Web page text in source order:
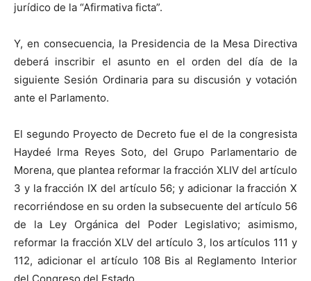
jurídico de la “Afirmativa ficta”.
Y, en consecuencia, la Presidencia de la Mesa Directiva
deberá inscribir el asunto en el orden del día de la
siguiente Sesión Ordinaria para su discusión y votación
ante el Parlamento.
El segundo Proyecto de Decreto fue el de la congresista
Haydeé Irma Reyes Soto, del Grupo Parlamentario de
Morena, que plantea reformar la fracción XLIV del artículo
3 y la fracción IX del artículo 56; y adicionar la fracción X
recorriéndose en su orden la subsecuente del artículo 56
de la Ley Orgánica del Poder Legislativo; asimismo,
reformar la fracción XLV del artículo 3, los artículos 111 y
112, adicionar el artículo 108 Bis al Reglamento Interior